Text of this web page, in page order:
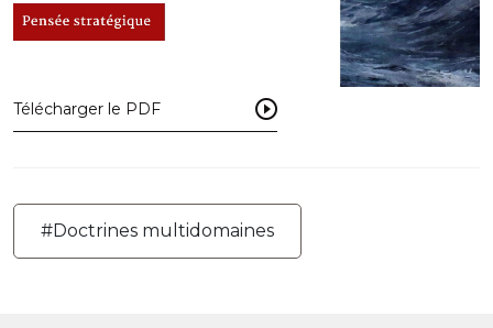
Télécharger le PDF
#Doctrines multidomaines